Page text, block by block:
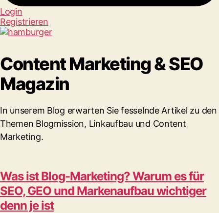
Login
Registrieren
Content Marketing & SEO
Magazin
In unserem Blog erwarten Sie fesselnde Artikel zu den
Themen Blogmission, Linkaufbau und Content
Marketing.
Was ist Blog-Marketing? Warum es für
SEO, GEO und Markenaufbau wichtiger
denn je ist